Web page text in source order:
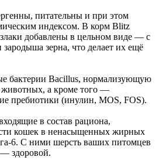
питательны и при этом
индексом. В корм Blitz
добавлены в цельном виде — с
зерна, что делает их ещё
бактерии Bacillus, нормализующую
а кроме того —
пребиотики (инулин, MOS, FOS).
в состав рациона,
кошек в ненасыщенных жирных
6. С ними шерсть ваших питомцев
— здоровой.